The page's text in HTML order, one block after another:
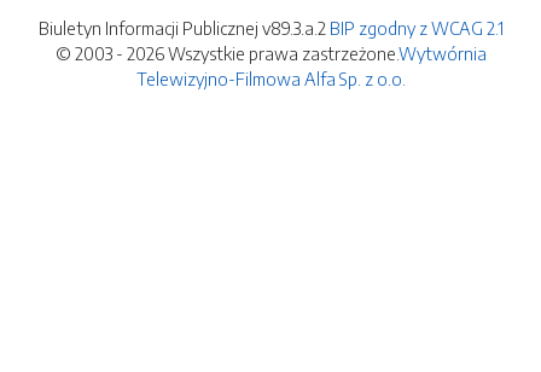
Biuletyn Informacji Publicznej v89.3.a.2 BIP zgodny z WCAG 2.1
© 2003 - 2026 Wszystkie prawa zastrzeżone.Wytwórnia
Telewizyjno-Filmowa Alfa Sp. z o.o.